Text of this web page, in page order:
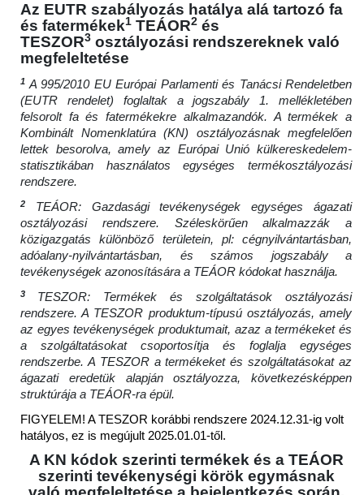
Az EUTR szabályozás hatálya alá tartozó fa
és fatermékek1 TEÁOR2 és
TESZOR3 osztályozási rendszereknek való
megfeleltetése
1 A 995/2010 EU Európai Parlamenti és Tanácsi Rendeletben
(EUTR rendelet) foglaltak a jogszabály 1. mellékletében
felsorolt fa és fatermékekre alkalmazandók. A termékek a
Kombinált Nomenklatúra (KN) osztályozásnak megfelelően
lettek besorolva, amely az Európai Unió külkereskedelem-
statisztikában használatos egységes termékosztályozási
rendszere.
2
TEÁOR: Gazdasági tevékenységek egységes ágazati
osztályozási rendszere. Széleskörűen alkalmazzák a
közigazgatás különböző területein, pl: cégnyilvántartásban,
adóalany-nyilvántartásban, és számos jogszabály a
tevékenységek azonosítására a TEÁOR kódokat használja.
3 TESZOR: Termékek és szolgáltatások osztályozási
rendszere. A TESZOR produktum-típusú osztályozás, amely
az egyes tevékenységek produktumait, azaz a termékeket és
a szolgáltatásokat csoportosítja és foglalja egységes
rendszerbe. A TESZOR a termékeket és szolgáltatásokat az
ágazati eredetük alapján osztályozza, következésképpen
struktúrája a TEÁOR-ra épül.
FIGYELEM! A TESZOR korábbi rendszere 2024.12.31-ig volt
hatályos, ez is megújult 2025.01.01-től.
A KN kódok szerinti termékek és a TEÁOR
szerinti tevékenységi körök egymásnak